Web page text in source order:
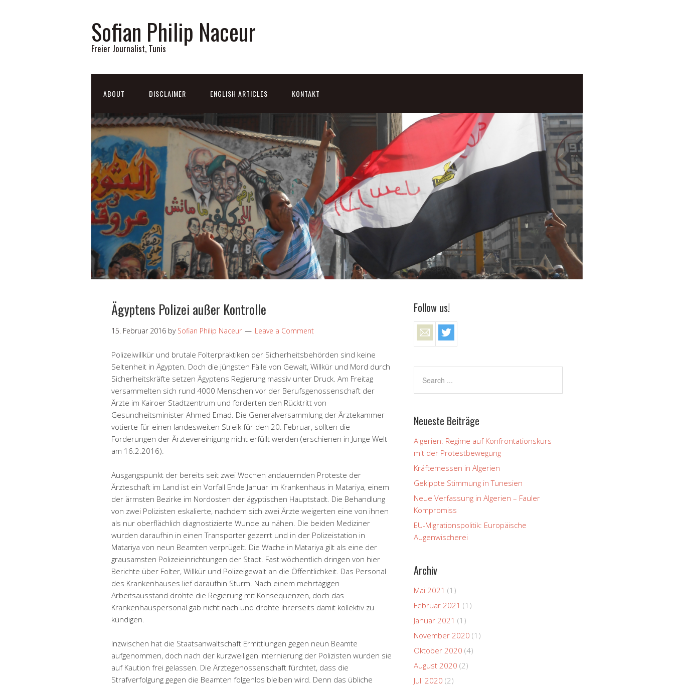
Sofian Philip Naceur
Freier Journalist, Tunis
ABOUT DISCLAIMER ENGLISH ARTICLES KONTAKT
Ägyptens Polizei außer Kontrolle
15. Februar 2016 by Sofian Philip Naceur Leave a Comment
Polizeiwillkür und brutale Folterpraktiken der Sicherheitsbehörden sind keine
Seltenheit in Ägypten. Doch die jüngsten Fälle von Gewalt, Willkür und Mord durch
Sicherheitskräfte setzen Ägyptens Regierung massiv unter Druck. Am Freitag
versammelten sich rund 4000 Menschen vor der Berufsgenossenschaft der
Ärzte im Kairoer Stadtzentrum und forderten den Rücktritt von
Gesundheitsminister Ahmed Emad. Die Generalversammlung der Ärztekammer
votierte für einen landesweiten Streik für den 20. Februar, sollten die
Forderungen der Ärztevereinigung nicht erfüllt werden (erschienen in Junge Welt
am 16.2.2016).
Ausgangspunkt der bereits seit zwei Wochen andauernden Proteste der
Ärzteschaft im Land ist ein Vorfall Ende Januar im Krankenhaus in Matariya, einem
der ärmsten Bezirke im Nordosten der ägyptischen Hauptstadt. Die Behandlung
von zwei Polizisten eskalierte, nachdem sich zwei Ärzte weigerten eine von ihnen
als nur oberflächlich diagnostizierte Wunde zu nähen. Die beiden Mediziner
wurden daraufhin in einen Transporter gezerrt und in der Polizeistation in
Matariya von neun Beamten verprügelt. Die Wache in Matariya gilt als eine der
grausamsten Polizeieinrichtungen der Stadt. Fast wöchentlich dringen von hier
Berichte über Folter, Willkür und Polizeigewalt an die Öffentlichkeit. Das Personal
des Krankenhauses lief daraufhin Sturm. Nach einem mehrtägigen
Arbeitsausstand drohte die Regierung mit Konsequenzen, doch das
Krankenhauspersonal gab nicht nach und drohte ihrerseits damit kollektiv zu
kündigen.
Inzwischen hat die Staatsanwaltschaft Ermittlungen gegen neun Beamte
aufgenommen, doch nach der kurzweiligen Internierung der Polizisten wurden sie
auf Kaution frei gelassen. Die Ärztegenossenschaft fürchtet, dass die
Strafverfolgung gegen die Beamten folgenlos bleiben wird. Denn das übliche
Follow us!
Neueste Beiträge
Algerien: Regime auf Konfrontationskurs
mit der Protestbewegung
Kräftemessen in Algerien
Gekippte Stimmung in Tunesien
Neue Verfassung in Algerien – Fauler
Kompromiss
EU-Migrationspolitik: Europäische
Augenwischerei
Archiv
Mai 2021 (1)
Februar 2021 (1)
Januar 2021 (1)
November 2020 (1)
Oktober 2020 (4)
August 2020 (2)
Juli 2020 (2)